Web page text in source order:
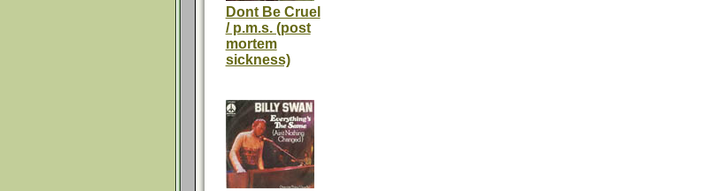
Dont Be Cruel
/ p.m.s. (post
mortem
sickness)